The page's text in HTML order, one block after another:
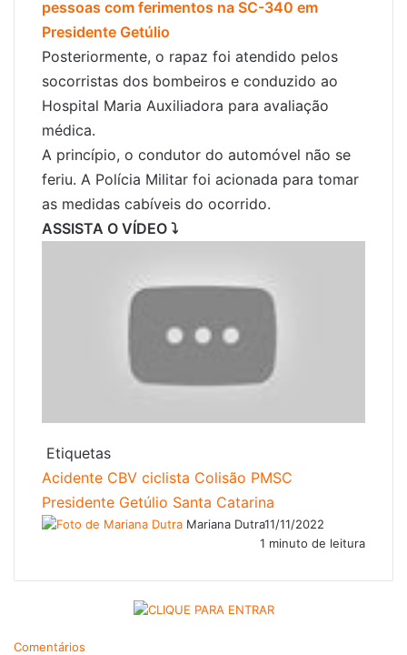
pessoas com ferimentos na SC-340 em
Presidente Getúlio
Posteriormente, o rapaz foi atendido pelos
socorristas dos bombeiros e conduzido ao
Hospital Maria Auxiliadora para avaliação
médica.
A princípio, o condutor do automóvel não se
feriu. A Polícia Militar foi acionada para tomar
as medidas cabíveis do ocorrido.
ASSISTA O VÍDEO ⤵️
Etiquetas
Acidente CBV ciclista Colisão PMSC
Presidente Getúlio Santa Catarina
Mariana Dutra11/11/2022
1 minuto de leitura
Comentários